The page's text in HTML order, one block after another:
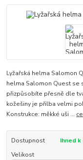
Lyžařská helma Salomon
helma Salomon Quest se
přizpůsobíte přesně dle
kožešiny je přilba velmi
Konstrukce: měkké uši ...
Dostupnost
Ihned
Velikost